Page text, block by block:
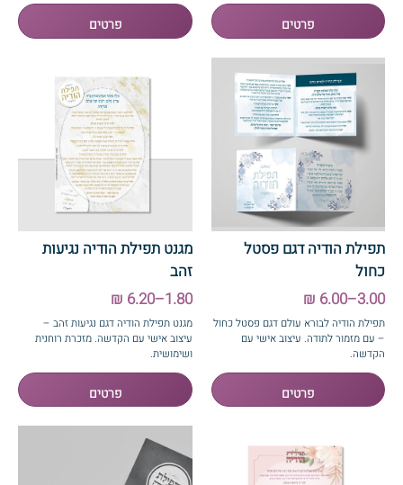
תפילת הודיה דגם פסטל
כחול
3.00–6.00 ₪
תפילת הודיה לבורא עולם דגם פסטל כחול
– עם מזמור לתודה. עיצוב אישי עם
הקדשה.
מגנט תפילת הודיה נגיעות
זהב
1.80–6.20 ₪
מגנט תפילת הודיה דגם נגיעות זהב –
עיצוב אישי עם הקדשה. מזכרת רוחנית
ושימושית.